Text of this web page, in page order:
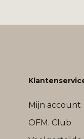
Mijn account
OFM. Club